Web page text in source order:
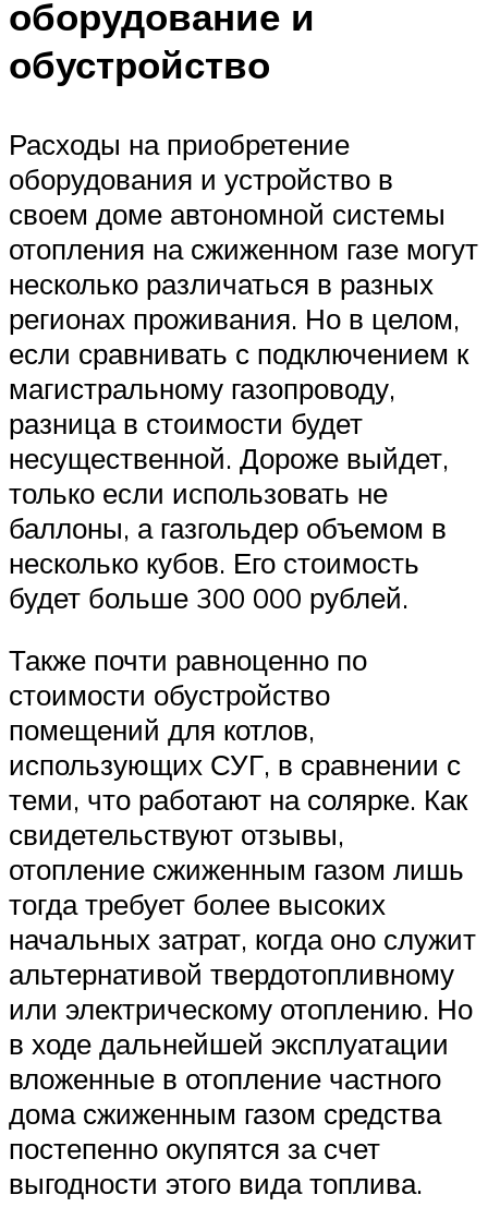
оборудование и
обустройство
Расходы на приобретение
оборудования и устройство в
своем доме автономной системы
отопления на сжиженном газе могут
несколько различаться в разных
регионах проживания. Но в целом,
если сравнивать с подключением к
магистральному газопроводу,
разница в стоимости будет
несущественной. Дороже выйдет,
только если использовать не
баллоны, а газгольдер объемом в
несколько кубов. Его стоимость
будет больше 300 000 рублей.
Также почти равноценно по
стоимости обустройство
помещений для котлов,
использующих СУГ, в сравнении с
теми, что работают на солярке. Как
свидетельствуют отзывы,
отопление сжиженным газом лишь
тогда требует более высоких
начальных затрат, когда оно служит
альтернативой твердотопливному
или электрическому отоплению. Но
в ходе дальнейшей эксплуатации
вложенные в отопление частного
дома сжиженным газом средства
постепенно окупятся за счет
выгодности этого вида топлива.